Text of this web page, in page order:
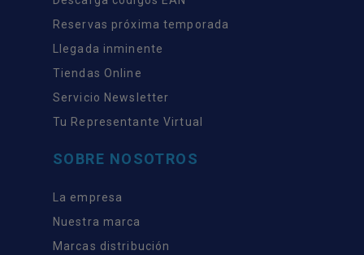
Reservas próxima temporada
Llegada inminente
Tiendas Online
Servicio Newsletter
Tu Representante Virtual
SOBRE NOSOTROS
La empresa
Nuestra marca
Marcas distribución